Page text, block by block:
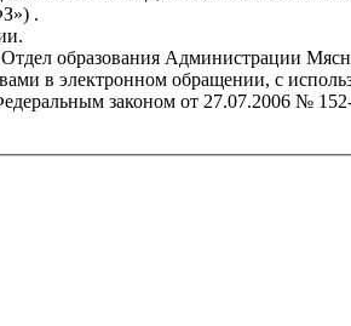
.
образования Администрации
в электронном обращении, с
законом от 27.07.2006 №